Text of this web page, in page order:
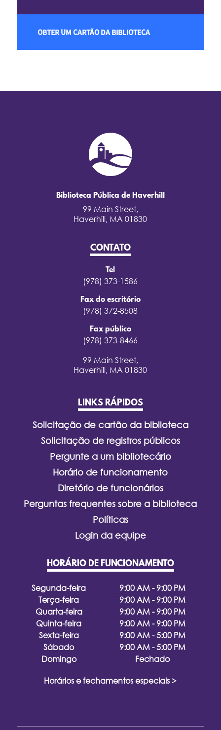
OBTER UM CARTÃO DA BIBLIOTECA
Biblioteca Pública de Haverhill
99 Main Street,
Haverhill, MA 01830
CONTATO
Tel
(978) 373-1586
Fax do escritório
(978) 372-8508
Fax público
(978) 373-8466
99 Main Street,
Haverhill, MA 01830
LINKS RÁPIDOS
Solicitação de cartão da biblioteca
Solicitação de registros públicos
Pergunte a um bibliotecário
Horário de funcionamento
Diretório de funcionários
Perguntas frequentes sobre a biblioteca
Políticas
Login da equipe
HORÁRIO DE FUNCIONAMENTO
Segunda-feira
9:00 AM - 9:00 PM
Terça-feira
9:00 AM - 9:00 PM
Quarta-feira
9:00 AM - 9:00 PM
Quinta-feira
9:00 AM - 9:00 PM
Sexta-feira
9:00 AM - 5:00 PM
Sábado
9:00 AM - 5:00 PM
Domingo
Fechado
Horários e fechamentos especiais >